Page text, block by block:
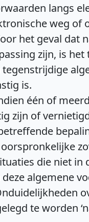
langs
weg of
het geval dat
zijn, is
tegenstrijdige
is.
één of
zijn of
die niet in
deze algemene
te worden